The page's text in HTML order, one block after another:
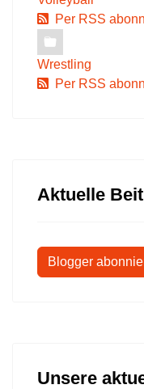
Per RSS
Wrestling
Per RSS
Aktuelle
Blogger
Unsere